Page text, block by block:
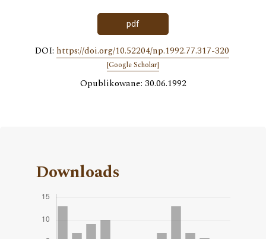
pdf
DOI: https://doi.org/10.52204/np.1992.77.317-320
[Google Scholar]
Opublikowane: 30.06.1992
Downloads